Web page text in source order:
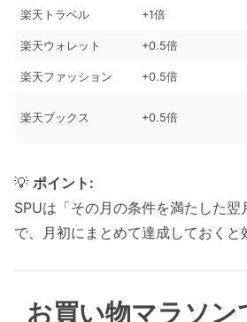
楽天トラベル +1倍
楽天ウォレット +0.5倍
楽天ファッション +0.5倍
楽天ブックス +0.5倍
💡 ポイント:
SPUは「その月の条件を満たした
で、月初にまとめて達成しておくと
お買い物マラソン